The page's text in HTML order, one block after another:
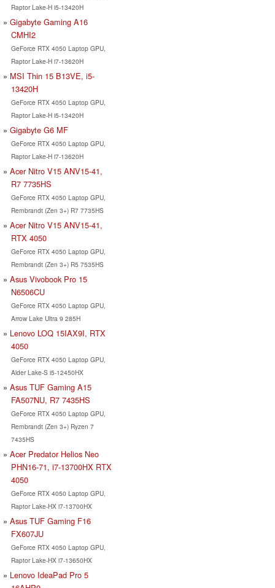
Raptor Lake-H i5-13420H
Gigabyte Gaming A16
CMHI2
GeForce RTX 4050 Laptop GPU,
Raptor Lake-H i7-13620H
MSI Thin 15 B13VE, i5-
13420H
GeForce RTX 4050 Laptop GPU,
Raptor Lake-H i5-13420H
Gigabyte G6 MF
GeForce RTX 4050 Laptop GPU,
Raptor Lake-H i7-13620H
Acer Nitro V15 ANV15-41,
R7 7735HS
GeForce RTX 4050 Laptop GPU,
Rembrandt (Zen 3+) R7 7735HS
Acer Nitro V15 ANV15-41,
RTX 4050
GeForce RTX 4050 Laptop GPU,
Rembrandt (Zen 3+) R5 7535HS
Asus Vivobook Pro 15
N6506CU
GeForce RTX 4050 Laptop GPU,
Arrow Lake Ultra 9 285H
Lenovo LOQ 15IAX9I, RTX
4050
GeForce RTX 4050 Laptop GPU,
Alder Lake-S i5-12450HX
Asus TUF Gaming A15
FA507NU, R7 7435HS
GeForce RTX 4050 Laptop GPU,
Rembrandt (Zen 3+) Ryzen 7
7435HS
Acer Predator Helios Neo
PHN16-71, i7-13700HX RTX
4050
GeForce RTX 4050 Laptop GPU,
Raptor Lake-HX i7-13700HX
Asus TUF Gaming F16
FX607JU
GeForce RTX 4050 Laptop GPU,
Raptor Lake-HX i7-13650HX
Lenovo IdeaPad Pro 5